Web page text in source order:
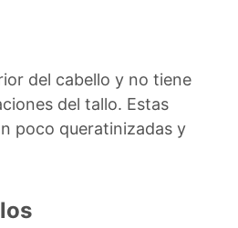
del cabello y no tiene
del tallo. Estas
poco queratinizadas y